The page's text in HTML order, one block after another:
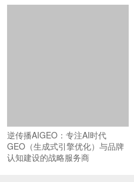
逆传播AIGEO：专注AI时代
GEO（生成式引擎优化）与品牌
认知建设的战略服务商